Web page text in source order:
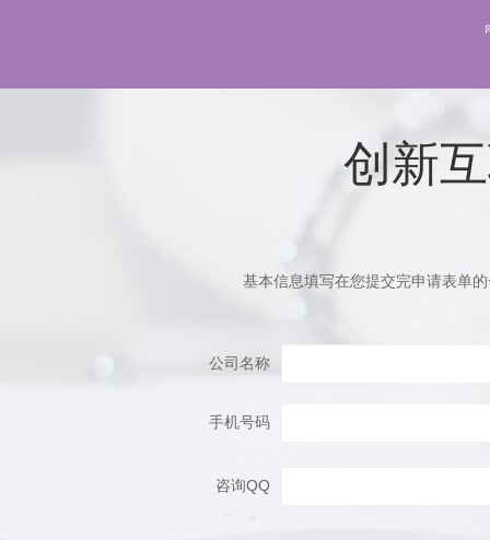
创新
基本信息填写在您提交完申请表单
公司名称
手机号码
咨询QQ